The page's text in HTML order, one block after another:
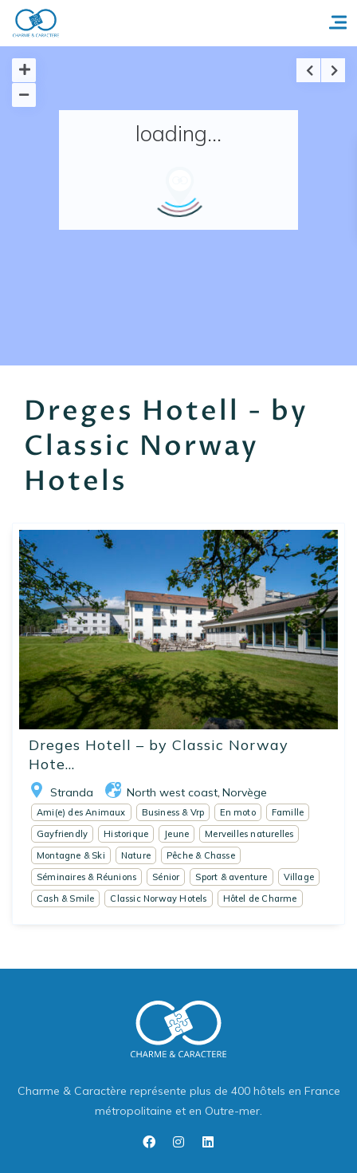
Accueil
loading...
Dreges Hotell - by
Classic Norway
Hotels
Dreges Hotell – by Classic Norway
Hote...
Stranda North west coast Norvège
Ami(e) des Animaux Business & Vrp En moto
Famille
Gayfriendly
Historique Jeune
Merveilles naturelles
Montagne & Ski
Nature
Pêche & Chasse
Séminaires & Réunions
Sénior Sport & aventure
Village
Cash & Smile
Classic Norway Hotels Hôtel de Charme
Charme & Caractère représente plus de 400 hôtels en France
métropolitaine et en Outre-mer.